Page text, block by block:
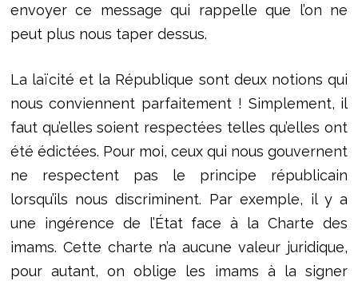
envoyer ce message qui rappelle que l’on ne
peut plus nous taper dessus.
La laïcité et la République sont deux notions qui
nous conviennent parfaitement ! Simplement, il
faut qu’elles soient respectées telles qu’elles ont
été édictées. Pour moi, ceux qui nous gouvernent
ne respectent pas le principe républicain
lorsqu’ils nous discriminent. Par exemple, il y a
une ingérence de l’État face à la Charte des
imams. Cette charte n’a aucune valeur juridique,
pour autant, on oblige les imams à la signer